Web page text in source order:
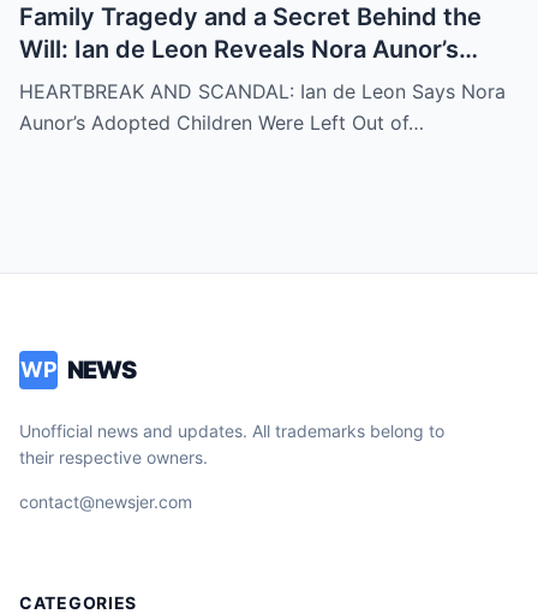
Family Tragedy and a Secret Behind the
Will: Ian de Leon Reveals Nora Aunor’s
Adopted Children Were Written Out of the
Inheritance – ‘Not a Single Centavo!’ – Is
HEARTBREAK AND SCANDAL: Ian de Leon Says Nora
Aunor’s Adopted Children Were Left Out of…
WP NEWS
Unofficial news and updates. All trademarks belong to
their respective owners.
contact@newsjer.com
CATEGORIES